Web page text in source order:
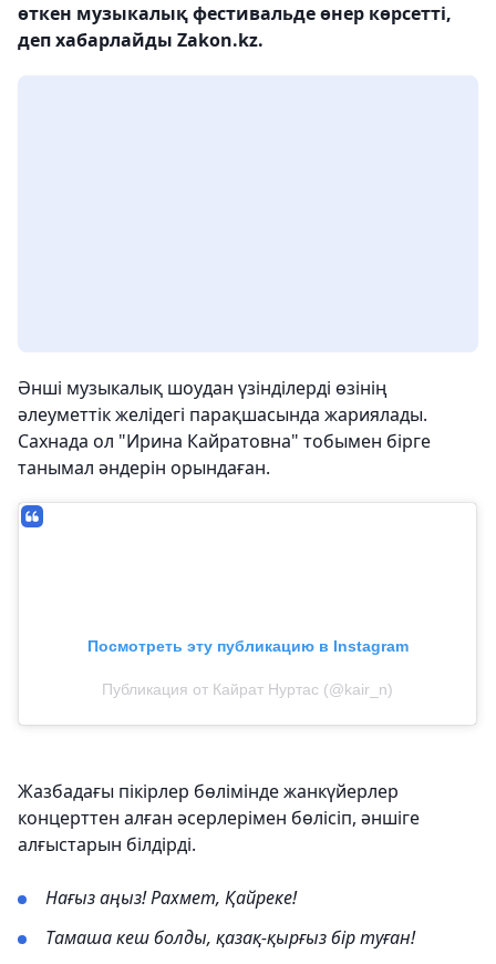
өткен музыкалық фестивальде өнер көрсетті,
деп хабарлайды Zakon.kz.
Әнші музыкалық шоудан үзінділерді өзінің
әлеуметтік желідегі парақшасында жариялады.
Сахнада ол "Ирина Кайратовна" тобымен бірге
танымал әндерін орындаған.
Посмотреть эту публикацию в Instagram
Публикация от Кайрат Нуртас (@kair_n)
Жазбадағы пікірлер бөлімінде жанкүйерлер
концерттен алған әсерлерімен бөлісіп, әншіге
алғыстарын білдірді.
Нағыз аңыз! Рахмет, Қайреке!
Тамаша кеш болды, қазақ-қырғыз бір туған!